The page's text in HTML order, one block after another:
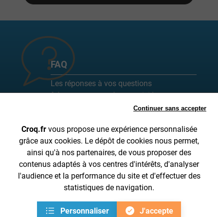
FAQ
Les réponses à vos questions
fréquemment posées sont ici !
SUIVI DE COMMANDE
A PROPOS DE CROQ.FR
INFORMATIONS SUR LA LIVRAISON
CGV
MENTIONS LÉGALES
DONNÉES PERSONNELLES
CONTACTEZ-NOUS DE 8H30 À 15H30 AU 04 28 53 00 05
FR Gestion des cookies
Continuer sans accepter
Croq.frvous propose une expérience personnalisée
grâce aux cookies. Le dépôt de cookies nous permet,
ainsi qu'à nos partenaires, de vous proposer des
contenus adaptés à vos centres d'intérêts, d'analyser
l'audience et la performance du site et d'effectuer des
statistiques de navigation.
Personnaliser J'accepte